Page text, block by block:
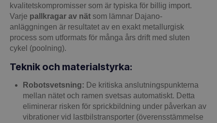
kvalitetskompromisser som är typiska för billig import.
Varje pallkragar av nät som lämnar Dajano-
anläggningen är resultatet av en exakt metallurgisk
process som utformats för många års drift med sluten
cykel (poolning).
Teknik och materialstyrka:
Robotsvetsning: De kritiska anslutningspunkterna
mellan nätet och ramen svetsas automatiskt. Detta
eliminerar risken för sprickbildning under påverkan av
vibrationer vid lastbilstransporter (överensstämmelse